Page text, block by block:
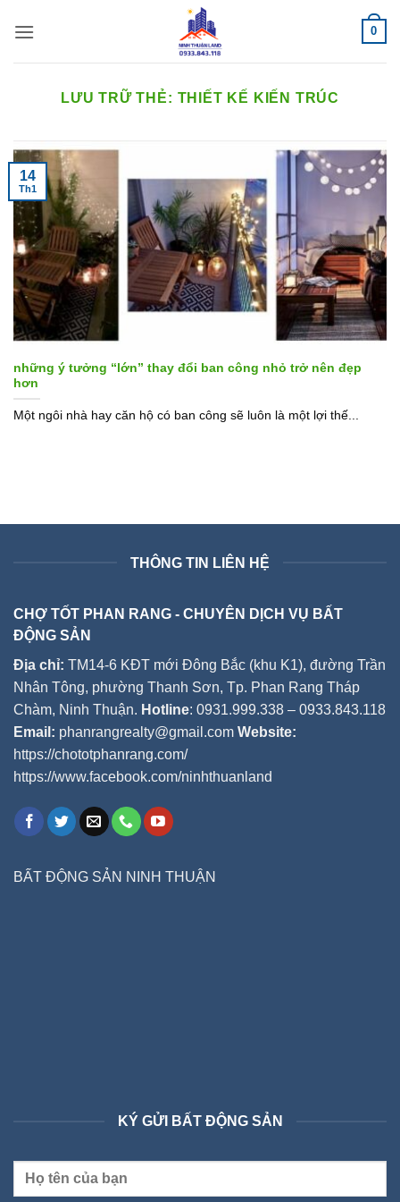
qua
0
LƯU TRỮ THẺ: THIẾT KẾ KIẾN TRÚC
những ý tưởng “lớn” thay đổi ban công nhỏ trở nên đẹp
hơn
Một ngôi nhà hay căn hộ có ban công sẽ luôn là một lợi thế...
14
Th1
THÔNG TIN LIÊN HỆ
CHỢ TỐT PHAN RANG - CHUYÊN DỊCH VỤ BẤT
ĐỘNG SẢN
Địa chỉ: TM14-6 KĐT mới Đông Bắc (khu K1), đường Trần
Nhân Tông, phường Thanh Sơn, Tp. Phan Rang Tháp
Chàm, Ninh Thuận. Hotline: 0931.999.338 – 0933.843.118
Email: phanrangrealty@gmail.com Website:
https://chototphanrang.com/
https://www.facebook.com/ninhthuanland
BẤT ĐỘNG SẢN NINH THUẬN
KÝ GỬI BẤT ĐỘNG SẢN